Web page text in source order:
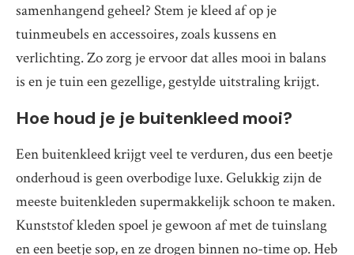
samenhangend geheel? Stem je kleed af op je
tuinmeubels en accessoires, zoals kussens en
verlichting. Zo zorg je ervoor dat alles mooi in balans
is en je tuin een gezellige, gestylde uitstraling krijgt.
Hoe houd je je buitenkleed mooi?
Een buitenkleed krijgt veel te verduren, dus een beetje
onderhoud is geen overbodige luxe. Gelukkig zijn de
meeste buitenkleden supermakkelijk schoon te maken.
Kunststof kleden spoel je gewoon af met de tuinslang
en een beetje sop, en ze drogen binnen no-time op. Heb